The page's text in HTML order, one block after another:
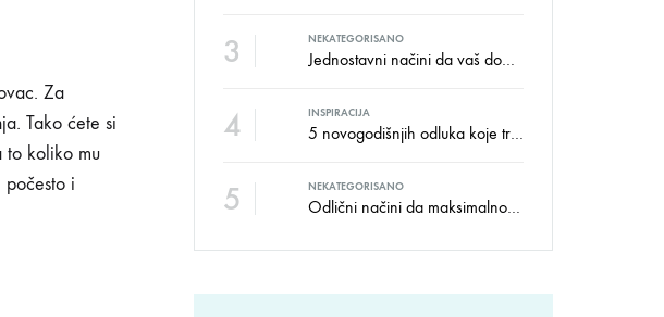
Za
Tako ćete si
to koliko mu
i
3 NEKATEGORISANO
Jednostavni načini da vaš dom izgleda kao salon namještaja
4 INSPIRACIJA
5 novogodišnjih odluka koje trebate donijeti u vezi izgleda doma
5 NEKATEGORISANO
Odlični načini da maksimalno iskoristite male prostore